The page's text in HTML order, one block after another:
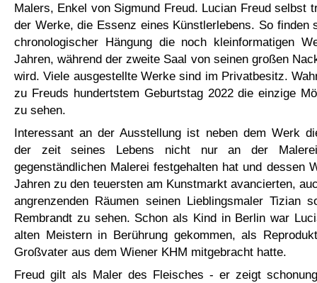
Malers, Enkel von Sigmund Freud. Lucian Freud selbst
der Werke, die Essenz eines Künstlerlebens. So finden
chronologischer Hängung die noch kleinformatigen
Jahren, während der zweite Saal von seinen großen
wird. Viele ausgestellte Werke sind im Privatbesitz.
zu Freuds hundertstem Geburtstag 2022 die einzige
zu sehen.
Interessant an der Ausstellung ist neben dem Werk
der zeit seines Lebens nicht nur an der
gegenständlichen Malerei festgehalten hat und dessen
Jahren zu den teuersten am Kunstmarkt avancierten,
angrenzenden Räumen seinen Lieblingsmaler Tizian
Rembrandt zu sehen. Schon als Kind in Berlin war
alten Meistern in Berührung gekommen, als
Großvater aus dem Wiener KHM mitgebracht hatte.
Freud gilt als Maler des Fleisches - er zeigt